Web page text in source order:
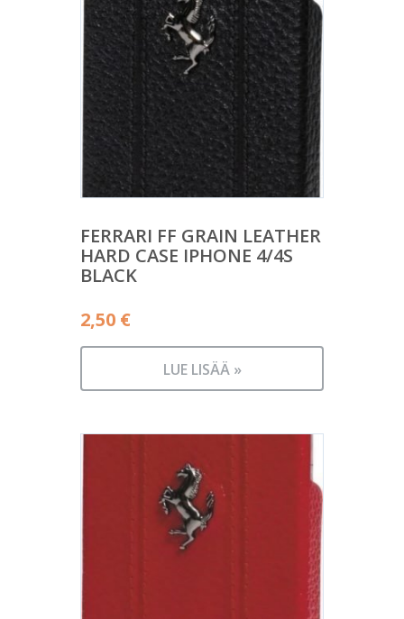
FERRARI FF GRAIN LEATHER
HARD CASE IPHONE 4/4S
BLACK
2,50 €
LUE LISÄÄ »